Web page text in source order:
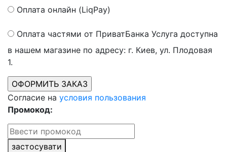
Оплата онлайн (LiqPay)
Оплата частями от ПриватБанка Услуга доступна
в нашем магазине по адресу: г. Киев, ул. Плодовая
1.
Согласие на условия пользования
Промокод:
застосувати